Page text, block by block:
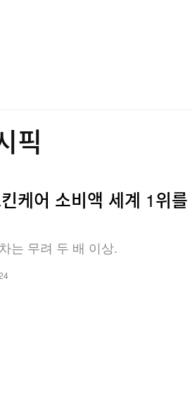
픽
케어 소비액 세계 1위
는 무려 두 배 이상.